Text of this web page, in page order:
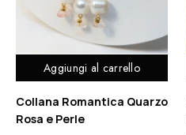
Aggiungi al carrello
Collana Romantica Quarzo
Rosa e Perle